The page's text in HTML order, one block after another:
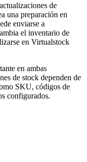
de
una preparación en
enviarse a
el inventario de
en Virtualstock
en ambas
de stock dependen de
SKU, códigos de
configurados.